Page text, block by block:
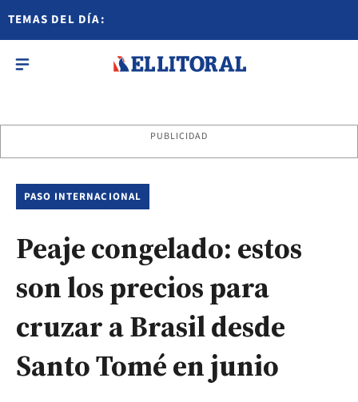
TEMAS DEL DÍA:
PUBLICIDAD
PASO INTERNACIONAL
Peaje congelado: estos
son los precios para
cruzar a Brasil desde
Santo Tomé en junio